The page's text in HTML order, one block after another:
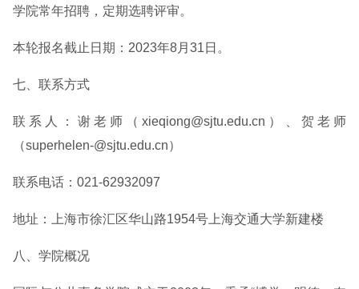
学院常年招聘，定期选聘评审。
本轮报名截止日期：2023年8月31日。
七、联系方式
联系人：谢老师（xieqiong@sjtu.edu.cn）、贺老师
（superhelen-@sjtu.edu.cn）
联系电话：021-62932097
地址：上海市徐汇区华山路1954号上海交通大学新建楼
八、学院概况